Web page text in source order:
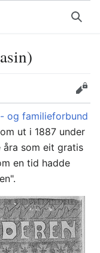
Søk
Rediger
og familieforbund
ut i 1887 under
som eit gratis
en tid hadde